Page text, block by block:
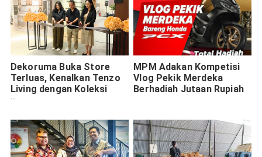
Dekoruma Buka Store
Terluas, Kenalkan Tenzo
Living dengan Koleksi
Furnitur dan Interior
MPM Adakan Kompetisi
Vlog Pekik Merdeka
Berhadiah Jutaan Rupiah